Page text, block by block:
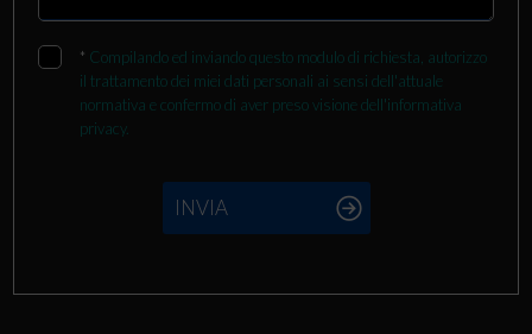
* Compilando ed inviando questo modulo di richiesta, autorizzo
il trattamento dei miei dati personali ai sensi dell'attuale
normativa e confermo di aver preso visione dell'informativa
privacy.
INVIA